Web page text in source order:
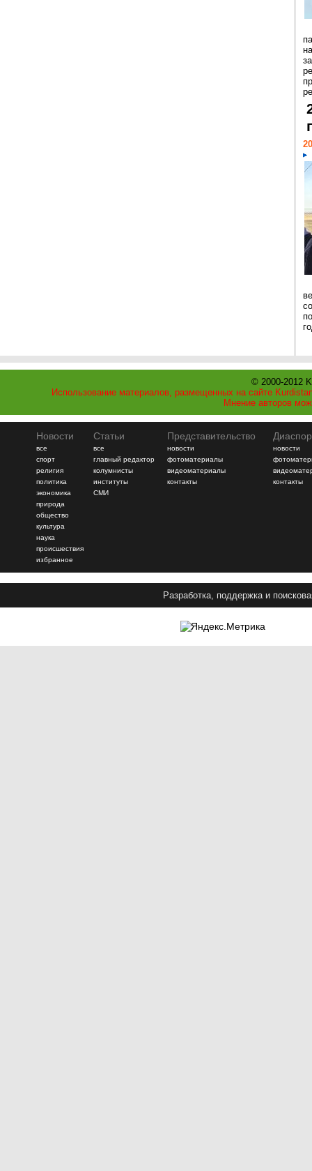
© 2000-2012
Использование материалов, размещенных на сайте
Мнение авторов
Новости
все
спорт
религия
политика
экономика
природа
общество
культура
наука
происшествия
избранное
Статьи
все
главный редактор
колумнисты
институты
СМИ
Представительство
новости
фотоматериалы
видеоматериалы
контакты
новости
контакты
Разработка, поддержка и